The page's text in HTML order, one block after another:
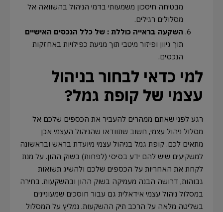
מבטיחה חיסכון משמעותי בדמי הניהול בהשוואה אל
מסלולים רגילים.
השקעה בראייה כוללת : של כלל הנכסים האישיים
תוך גיוון ופיזור מיטבי תוך מניעת כפילויות באחזקות
הנכסים.
למי כדאי לבחור בניהול
עצמי של קופת גמל?
רגע לפני שאתם ממהרים להעביר את הכספים שלכם אל
מסלול ניהול עצמי, חשוב שתוודאו שהניהול העצמי אכן
מתאים לכם. קופת גמל בניהול עצמי מיועדת בראש ובראשונה
למשקיעים שיש להם ידע בסיסי (לפחות) בשוק ההון. על מנת
לקחת את האחריות על הכספים שלכם ולהשיג תשואות
גבוהות, דרושה הבנה מעמיקה בשוק ההון ובהשקעות. בחירה
במסלול ניהול עצמי אידאלית גם עבור חוסכים שמעוניינים
בשליטה מלאה על הרכב תיק ההשקעות. נמליץ על המסלול